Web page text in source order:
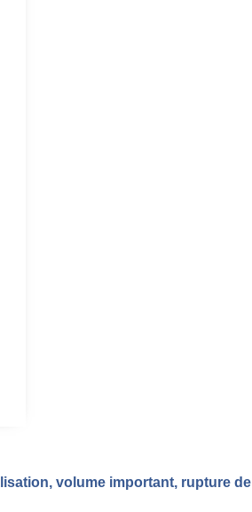
volume important, rupture